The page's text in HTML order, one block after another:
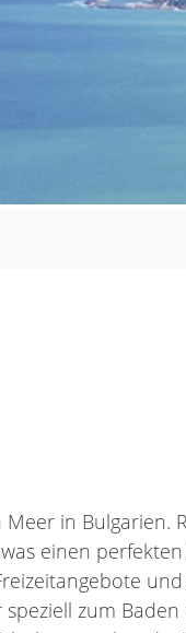
in Bulgarien.
einen
zum